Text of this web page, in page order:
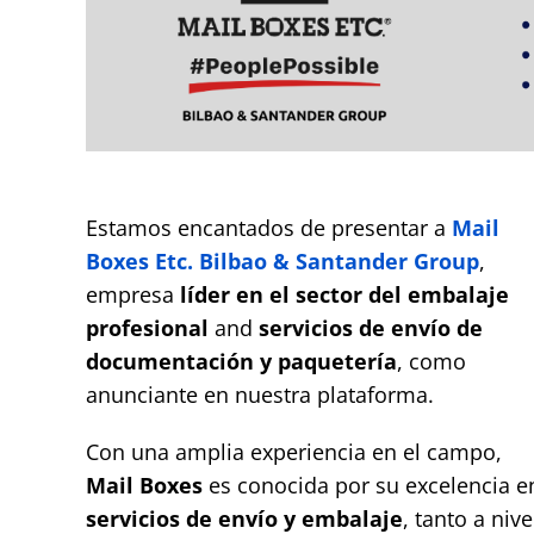
Estamos encantados de presentar a Mail
Boxes Etc. Bilbao & Santander Group,
empresa líder en el sector del embalaje
profesional and servicios de envío de
documentación y paquetería, como
anunciante en nuestra plataforma.
Con una amplia experiencia en el campo,
Mail Boxeses conocida por su excelencia
servicios de envío y embalaje, tanto a